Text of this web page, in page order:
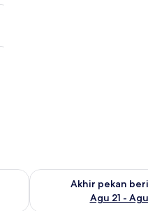
ini Agu 14 - Agu 16
Akhir pekan
Agu 21 -
Periksa ketersediaan